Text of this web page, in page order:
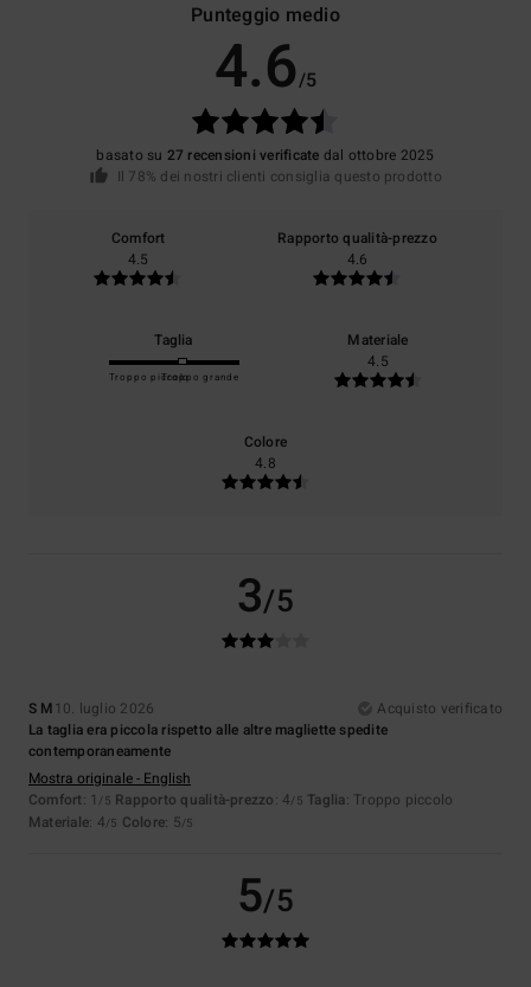
Punteggio medio
4.6/5
basato su 27 recensioni verificate dal ottobre 2025
Il 78% dei nostri clienti consiglia questo prodotto
Comfort
4.5
Rapporto qualità-prezzo
4.6
Taglia
Troppo piccoloTroppo grande
Materiale
4.5
Colore
4.8
3/5
S M 10. luglio 2026
Acquisto verificato
La taglia era piccola rispetto alle altre magliette spedite
contemporaneamente
Mostra originale - English
Comfort: 1 /5 Rapporto qualità-prezzo: 4/5 Taglia: Troppo piccolo
Materiale: 4/5 Colore: 5/5
5/5